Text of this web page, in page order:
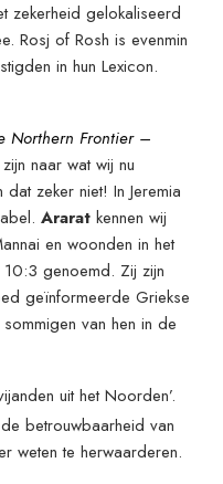
zekerheid gelokaliseerd
Rosj of Rosh is evenmin
in hun Lexicon.
Northern Frontier –
naar wat wij nu
zeker niet! In Jeremia
Ararat kennen wij
en woonden in het
genoemd. Zij zijn
geïnformeerde Griekse
van hen in de
uit het Noorden’.
betrouwbaarheid van
weten te herwaarderen.